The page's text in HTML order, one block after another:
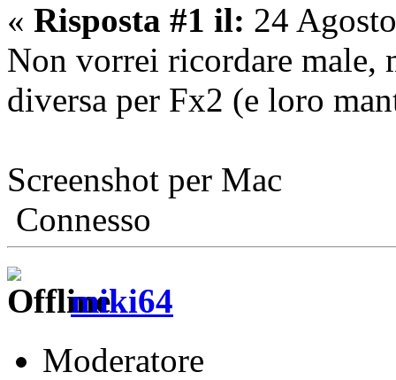
« Risposta #1 il: 24
Non vorrei ricordare male,
diversa per Fx2 (e loro
Screenshot per Mac
Connesso
miki64
Moderatore